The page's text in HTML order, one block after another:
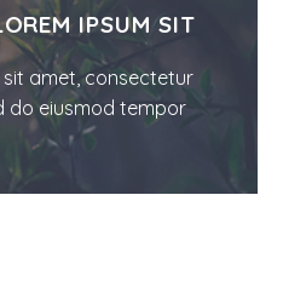
IPSUM SIT
amet, consectetur
do eiusmod tempor